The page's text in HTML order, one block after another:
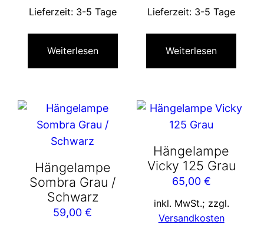
Lieferzeit: 3-5 Tage
Weiterlesen
Lieferzeit: 3-5 Tage
Weiterlesen
Hängelampe
Sombra Grau /
Schwarz
59,00€
Hängelampe
Vicky 125 Grau
65,00 €
inkl. MwSt.; zzgl.
Versandkosten